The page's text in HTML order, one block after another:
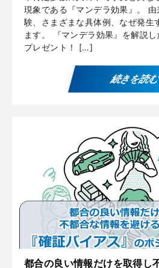
現象である『マンデラ効果』。
験、さまざまな具体例、なぜ発生
ます。 『マンデラ効果』を解説
プレゼント！ […]
続きを読
都合の良い情報だけを取得し